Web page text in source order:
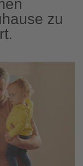
zu